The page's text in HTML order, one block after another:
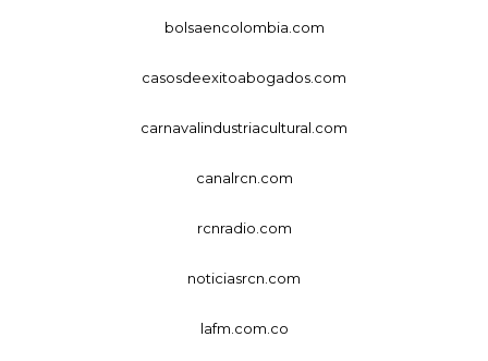
bolsaencolombia.com
casosdeexitoabogados.com
carnavalindustriacultural.com
canalrcn.com
rcnradio.com
noticiasrcn.com
lafm.com.co